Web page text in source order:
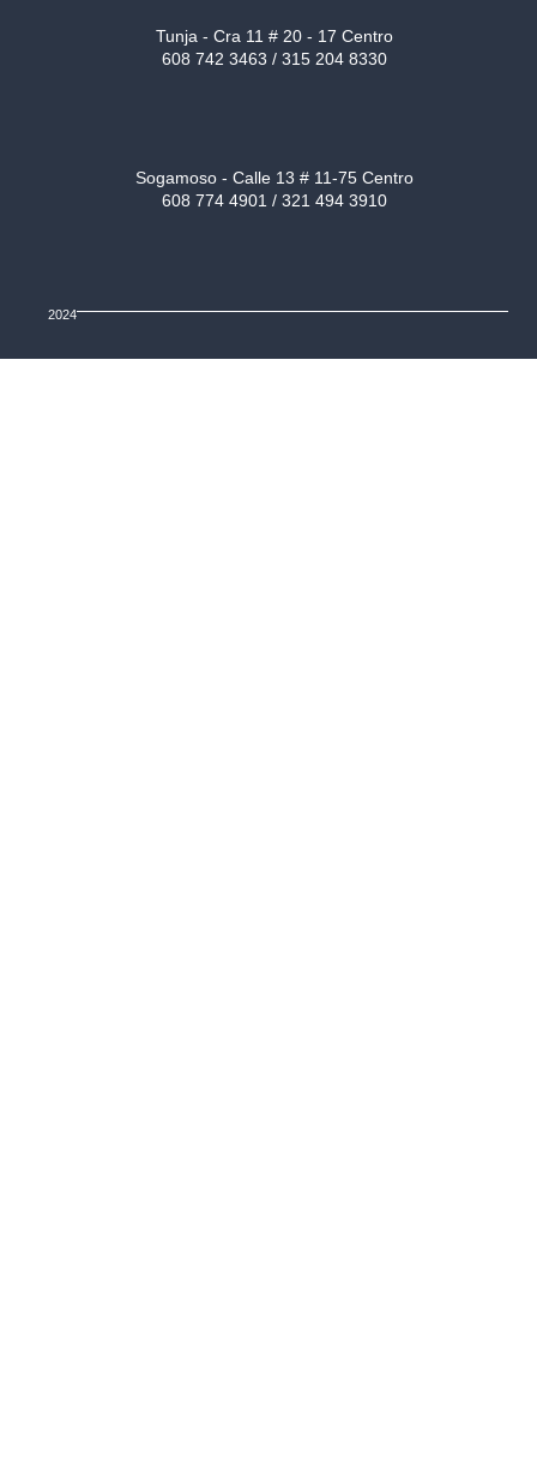
Tunja - Cra 11 # 20 - 17 Centro
608 742 3463 / 315 204 8330
Sogamoso - Calle 13 # 11-75 Centro
608 774 4901 / 321 494 3910
2024